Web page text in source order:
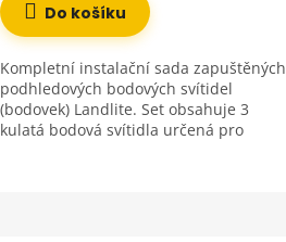
Do košíku
Kompletní instalační sada zapuštěných
podhledových bodových svítidel
(bodovek) Landlite. Set obsahuje 3
kulatá bodová svítidla určená pro